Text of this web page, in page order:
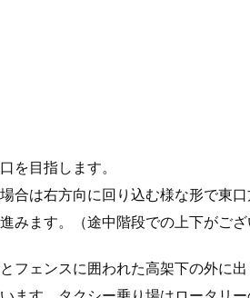
を目指します。
合は右方向に回り込む様な形で東
みます。（途中階段での上下がござ
フェンスに囲われた高架下の外に